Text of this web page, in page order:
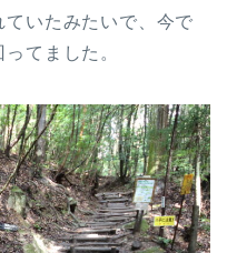
いたみたいで、今で
てました。